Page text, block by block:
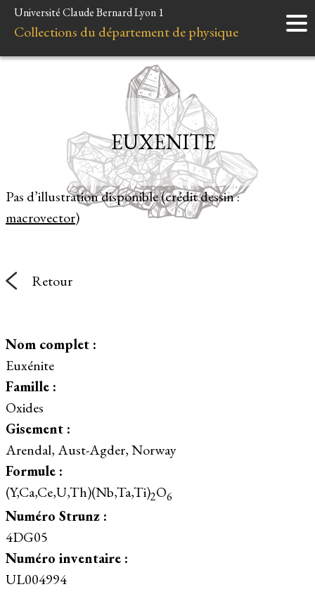
Accueil
Instruments
Liens et ressources
Université Claude Bernard Lyon 1
Collections du département de physique
Pas d’illustration disponible (crédit dessin :
macrovector)
EUXENITE
Retour
Nom complet :
Euxénite
Famille :
Oxides
Gisement :
Arendal, Aust-Agder, Norway
Formule :
(Y,Ca,Ce,U,Th)(Nb,Ta,Ti)2O6
Numéro Strunz :
4DG05
Numéro inventaire :
UL004994